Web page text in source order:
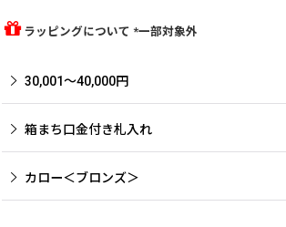
ラッピングについて *一部対象外
30,001〜40,000円
箱まち口金付き札入れ
カロー＜ブロンズ＞